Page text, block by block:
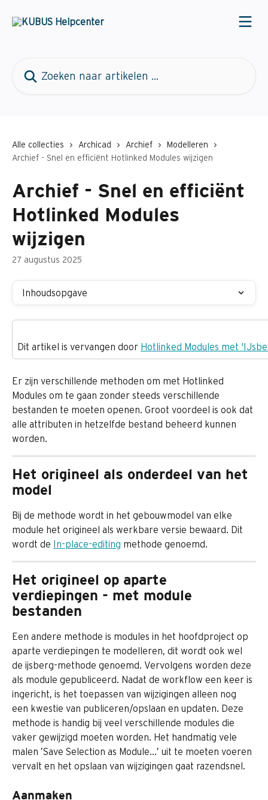
Alle collecties Archicad Archief
Modelleren
Archief - Snel en efficiënt Hotlinked Modules wijzigen
Archief - Snel en efficiënt
Hotlinked Modules
wijzigen
27 augustus 2025
Inhoudsopgave
Dit artikel is vervangen door Hotlinked Modules met
Er zijn verschillende methoden om met Hotlinked
Modules om te gaan zonder steeds verschillende
bestanden te moeten openen. Groot voordeel is ook dat
alle attributen in hetzelfde bestand beheerd kunnen
worden.
Het origineel als onderdeel van het
model
Bij de methode wordt in het gebouwmodel van elke
module het origineel als werkbare versie bewaard. Dit
wordt de In-place-editing methode genoemd.
Het origineel op aparte
verdiepingen - met module
bestanden
Een andere methode is modules in het hoofdproject op
aparte verdiepingen te modelleren, dit wordt ook wel
de ijsberg-methode genoemd. Vervolgens worden deze
als module gepubliceerd. Nadat de workflow een keer is
ingericht, is het toepassen van wijzigingen alleen nog
een kwestie van publiceren/opslaan en updaten. Deze
methode is handig bij veel verschillende modules die
vaker gewijzigd moeten worden. Het handmatig vele
malen ’Save Selection as Module…’ uit te moeten voeren
vervalt en het opslaan van wijzigingen gaat razendsnel.
Aanmaken